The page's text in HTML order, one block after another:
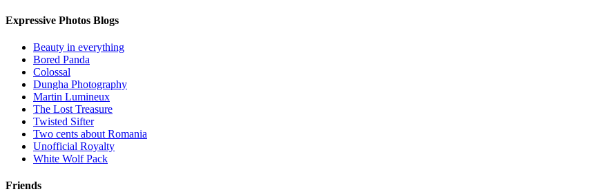
Expressive Photos Blogs
Beauty in everything
Bored Panda
Colossal
Dungha Photography
Martin Lumineux
The Lost Treasure
Twisted Sifter
Two cents about Romania
Unofficial Royalty
White Wolf Pack
Friends